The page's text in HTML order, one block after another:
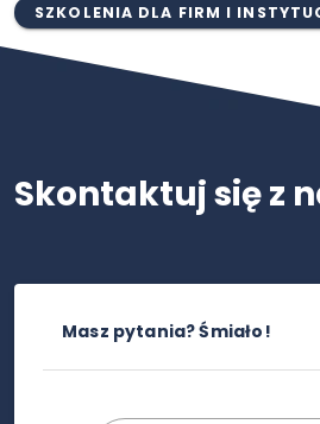
SZKOLENIA DLA FIRM I
Skontaktuj się z
Masz pytania? Śmiało!